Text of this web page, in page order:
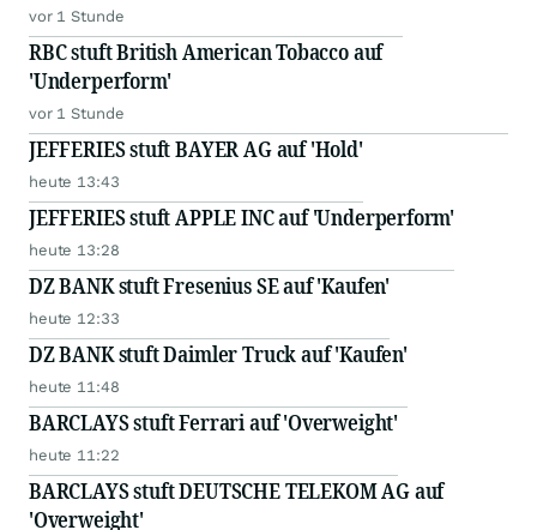
vor 1 Stunde
RBC stuft British American Tobacco auf
'Underperform'
vor 1 Stunde
JEFFERIES stuft BAYER AG auf 'Hold'
heute 13:43
JEFFERIES stuft APPLE INC auf 'Underperform'
heute 13:28
DZ BANK stuft Fresenius SE auf 'Kaufen'
heute 12:33
DZ BANK stuft Daimler Truck auf 'Kaufen'
heute 11:48
BARCLAYS stuft Ferrari auf 'Overweight'
heute 11:22
BARCLAYS stuft DEUTSCHE TELEKOM AG auf
'Overweight'